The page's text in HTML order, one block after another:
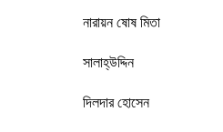
নারায়ন ষোষ মিতা
সালাহ্‌উদ্দিন
দিলদার হোসেন